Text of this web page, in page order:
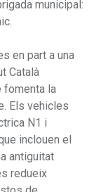
municipal:
en part a una
Català
fomenta la
Els vehicles
N1 i
inclouen el
antiguitat
redueix